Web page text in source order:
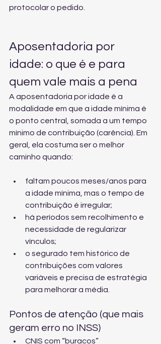
protocolar o pedido.
Aposentadoria por
idade: o que é e para
quem vale mais a pena
A aposentadoria por idade é a
modalidade em que a idade mínima é
o ponto central, somada a um tempo
mínimo de contribuição (carência). Em
geral, ela costuma ser o melhor
caminho quando:
faltam poucos meses/anos para
a idade mínima, mas o tempo de
contribuição é irregular;
há períodos sem recolhimento e
necessidade de regularizar
vínculos;
o segurado tem histórico de
contribuições com valores
variáveis e precisa de estratégia
para melhorar a média.
Pontos de atenção (que mais
geram erro no INSS)
CNIS com “buracos”